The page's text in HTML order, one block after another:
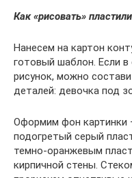
Как «рисовать»
Нанесем на картон
готовый шаблон. Если
рисунок, можно
деталей: девочка под
Оформим фон картинки
подогретый серый
темно-оранжевым
кирпичной стены.